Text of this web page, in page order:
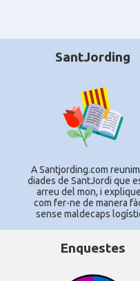
SantJording
A Santjording.com
diades de SantJordi que
arreu del mon, i
com fer-ne de manera
sense maldecaps
Enquestes